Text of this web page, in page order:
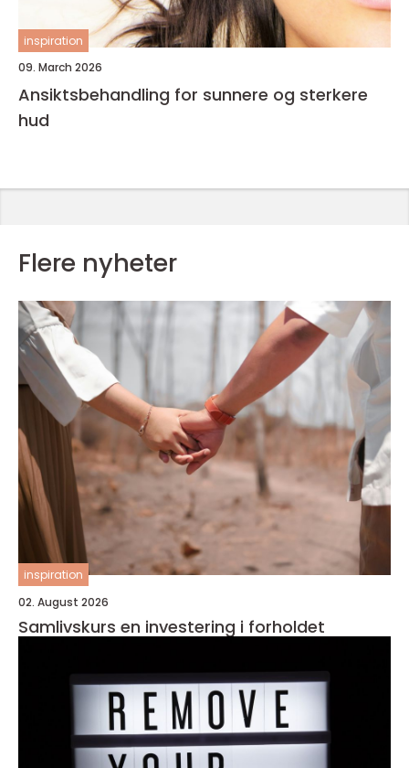
inspiration
09. March 2026
Ansiktsbehandling for sunnere og sterkere
hud
Flere nyheter
inspiration
02. August 2026
Samlivskurs en investering i forholdet